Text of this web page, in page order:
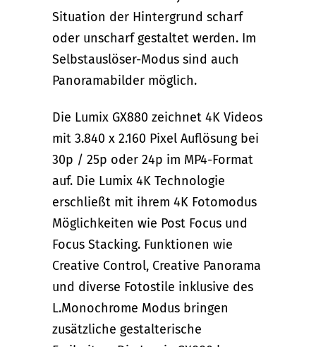
Situation der Hintergrund scharf
oder unscharf gestaltet werden. Im
Selbstauslöser-Modus sind auch
Panoramabilder möglich.
Die Lumix GX880 zeichnet 4K Videos
mit 3.840 x 2.160 Pixel Auflösung bei
30p / 25p oder 24p im MP4-Format
auf. Die Lumix 4K Technologie
erschließt mit ihrem 4K Fotomodus
Möglichkeiten wie Post Focus und
Focus Stacking. Funktionen wie
Creative Control, Creative Panorama
und diverse Fotostile inklusive des
L.Monochrome Modus bringen
zusätzliche gestalterische